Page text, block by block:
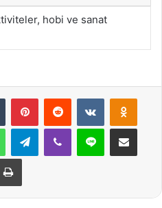
hobi ve sanat
Tumblr PinterestReddit VKontakte
WhatsAppTelegramViber Line E-Posta ile
Yazdır